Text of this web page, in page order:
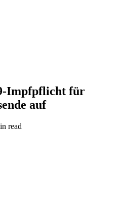
Impfpflicht für
auf
read